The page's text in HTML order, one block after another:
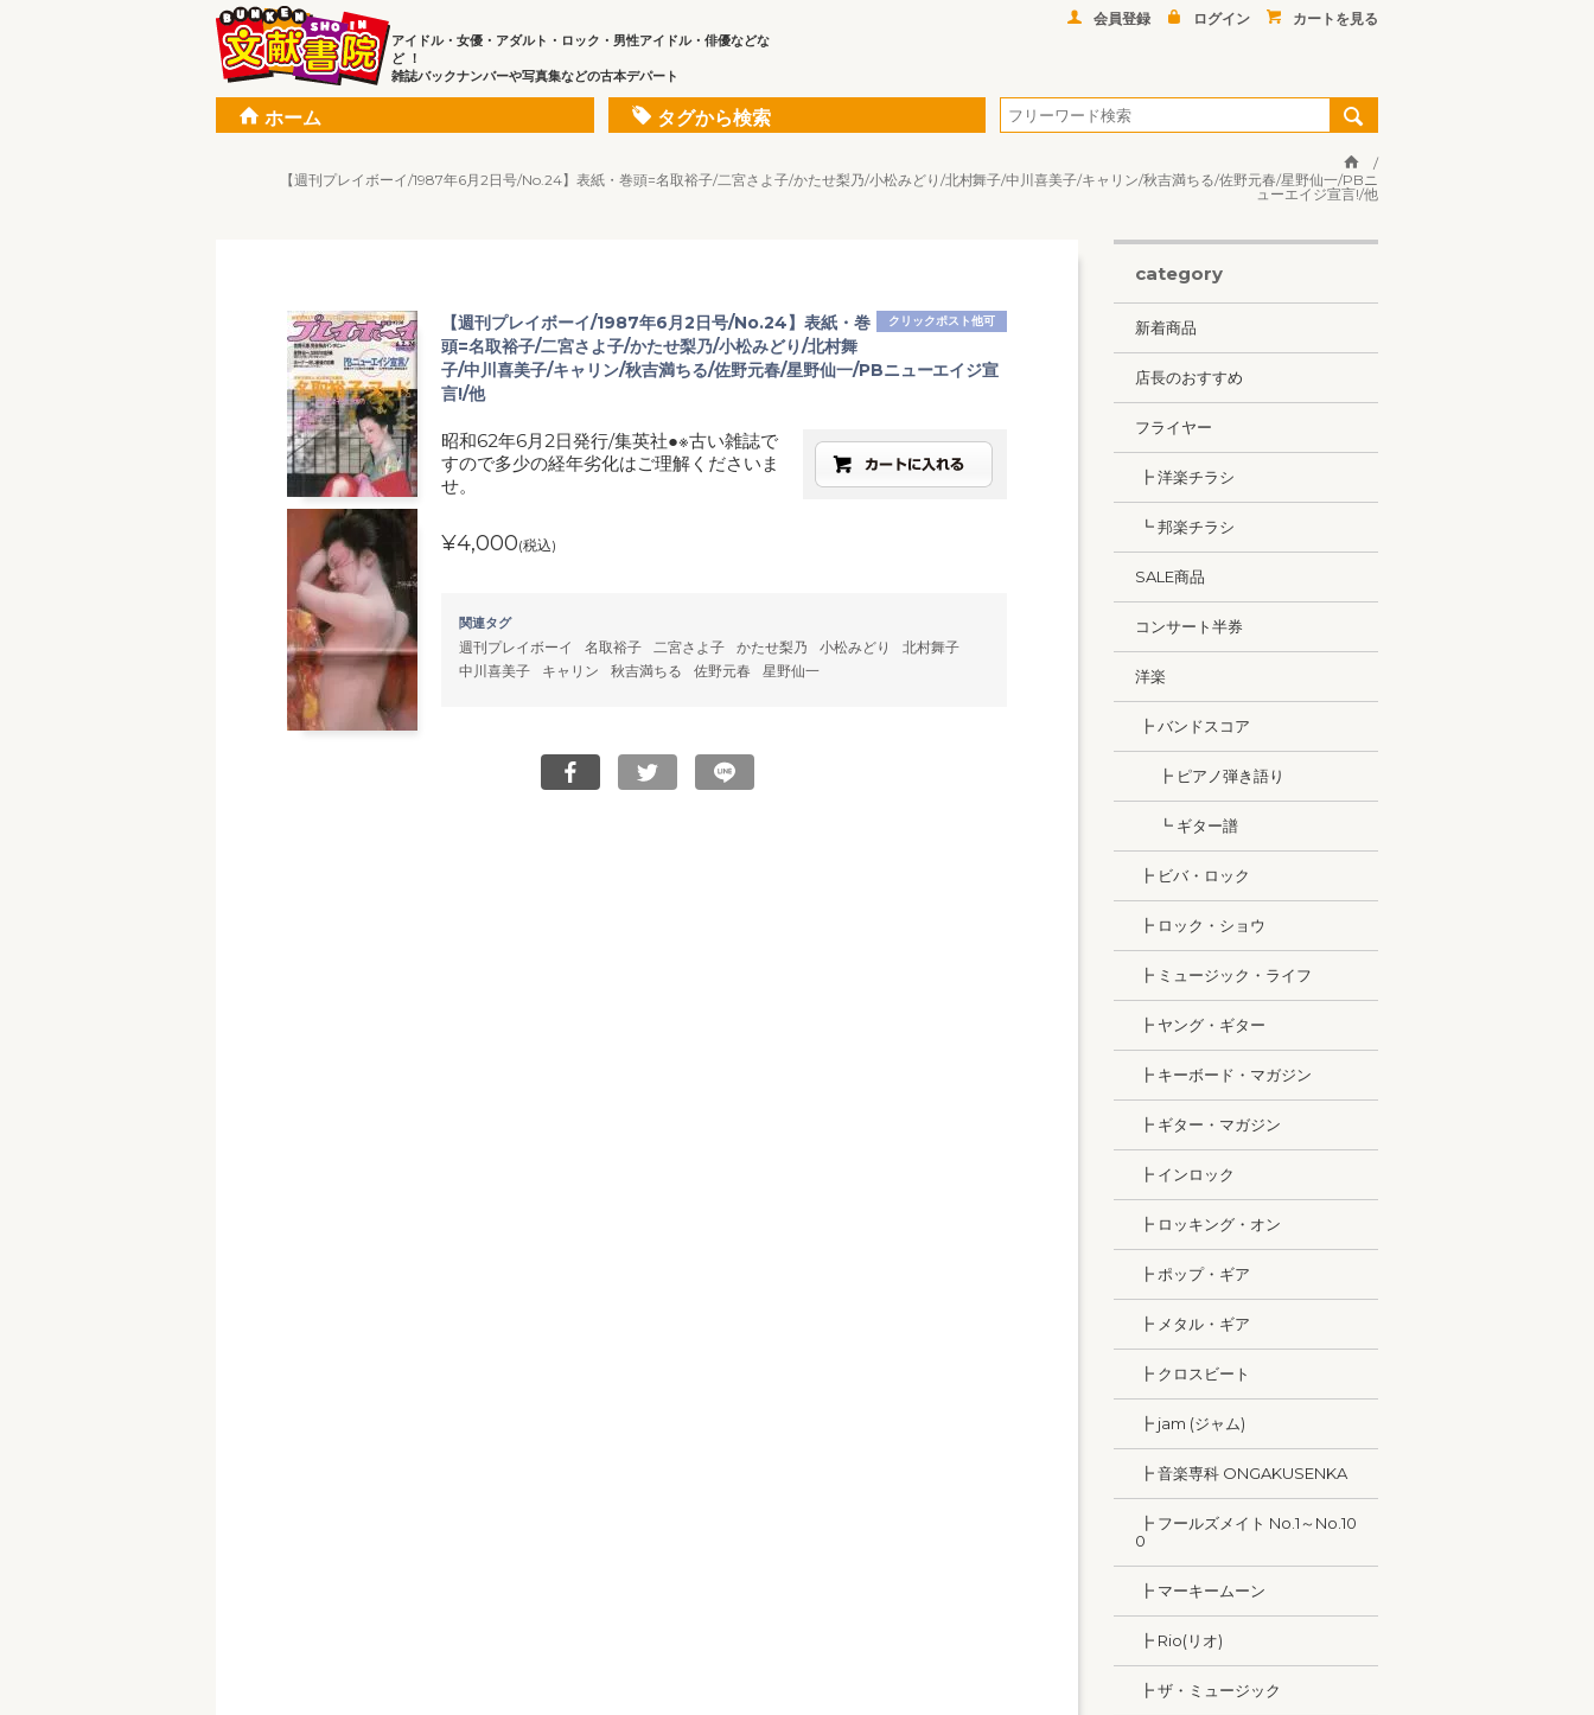
アイドル・女優・アダルト・ロック・男性アイドル・俳優などな
ど ！
雑誌バックナンバーや写真集などの古本デパート
会員登録 ログイン カートを見る
ホーム タグから検索
【週刊プレイボーイ/1987年6月2日号/No.24】表紙・巻頭=名取裕子/二宮さよ子/かたせ梨乃/小松みどり/北村舞子/中川喜美子/キャリン/秋吉満ちる/佐野元春/星野仙一/PBニ
ューエイジ宣言!/他
クリックポスト他可
【週刊プレイボーイ/1987年6月2日号/No.24】表紙・巻
頭=名取裕子/二宮さよ子/かたせ梨乃/小松みどり/北村舞
子/中川喜美子/キャリン/秋吉満ちる/佐野元春/星野仙一/PBニューエイジ宣
言!/他
昭和62年6月2日発行/集英社●※古い雑誌で
すので多少の経年劣化はご理解くださいま
せ。
¥4,000(税込)
関連タグ
週刊プレイボーイ 名取裕子 二宮さよ子 かたせ梨乃 小松みどり
北村舞子
中川喜美子
キャリン 秋吉満ちる 佐野元春 星野仙一
category
新着商品
店長のおすすめ
フライヤー
┣ 洋楽チラシ
┗ 邦楽チラシ
SALE商品
コンサート半券
洋楽
┣ バンドスコア
┣ ピアノ弾き語り
┗ ギター譜
┣ ビバ・ロック
┣ ロック・ショウ
┣ ミュージック・ライフ
┣ ヤング・ギター
┣ キーボード・マガジン
┣ ギター・マガジン
┣ インロック
┣ ロッキング・オン
┣ ポップ・ギア
┣ メタル・ギア
┣ クロスビート
┣ jam (ジャム)
┣ 音楽専科 ONGAKUSENKA
┣ フールズメイト No.1～No.10
0
┣ マーキームーン
┣ Rio(リオ)
┣ ザ・ミュージック